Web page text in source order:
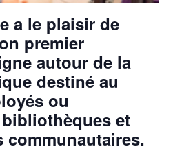
a le plaisir de
premier
autour de la
destiné au
ou
et
communautaires.